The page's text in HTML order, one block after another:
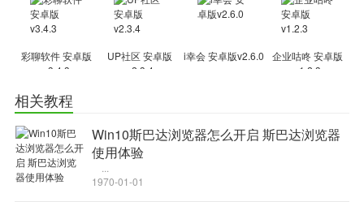
找男朋友、找女朋友，找结婚对象。帅哥美女，陌生人相亲，单
身狗必备的婚恋交友软件。
给自己找对象，帮单身朋友找对象，帮单身儿女找对象，这都满
功能特点：
【沟通免费】真正的聊天沟通永久免费的婚恋软件，欢迎大家试
用；
【人工审核】不符合平台审核标准的单身资源，将不被展示在同
彩聊软件 安卓版
v3.4.3
UP社区 安卓版
v2.3.4
i幸会 安卓版v2.6.0
企业咕咚 安卓版
v1.2.3
相关教程
Win10斯巴达浏览器怎么开启 斯巴达浏览器
使用体验
1970-01-01